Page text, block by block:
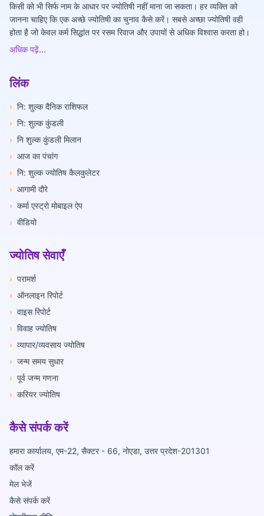
किसी को भी सिर्फ नाम के आधार पर ज्योतिषी नहीं माना जा सकता। हर व्यक्ति को
जानना चाहिए कि एक अच्छे ज्योतिषी का चुनाव कैसे करें। सबसे अच्छा ज्योतिषी वही
होता है जो केवल कर्म सिद्धांत पर रसम रिवाज और उपायों से अधिक विश्वास करता हो।
अधिक पढ़ें...
लिंक
› नि: शुल्क दैनिक राशिफल
› नि: शुल्क कुंडली
› नि शुल्क कुंडली मिलान
› आज का पंचांग
› नि: शुल्क ज्योतिष कैलकुलेटर
› आगामी दौरे
› कर्मा एस्ट्रो मोबाइल ऐप
› वीडियो
ज्योतिष सेवाएँ
› परामर्श
› ऑनलाइन रिपोर्ट
› वाइस रिपोर्ट
› विवाह ज्योतिष
› व्यापार/व्यवसाय ज्योतिष
› जन्म समय सुधार
› पूर्व जन्म गणना
› करियर ज्योतिष
कैसे संपर्क करें
हमारा कार्यालय, एम-22, सैक्टर - 66, नोएडा, उत्तर प्रदेश-201301
कॉल करें
मेल भेजें
कैसे संपर्क करें